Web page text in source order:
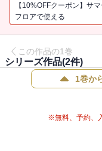
【10%OFFクーポン】サ
フロアで使える
この作品の1巻
シリーズ作品(2件)
1巻か
※無料、予約、